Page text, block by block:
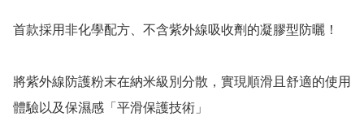
首款採用非化學配方、不含紫外線吸收劑的凝膠型防曬！
將紫外線防護粉末在納米級別分散，實現順滑且舒適的使用
體驗以及保濕感「平滑保護技術」